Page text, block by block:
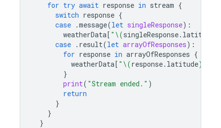
for try await response in stream {
switch response {
case .message(let singleResponse):
weatherData[ " \(singleResponse. latitude
case . result(let arrayOfResponses):
for response in arrayOfResponses {
weatherData[ " \(response. latitude)
}
print( "Stream ended." )
return
}
}
}